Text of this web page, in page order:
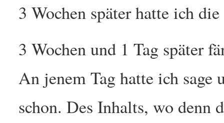
3 Wochen später hatte ich
3 Wochen und 1 Tag später
An jenem Tag hatte ich sage
schon. Des Inhalts, wo denn